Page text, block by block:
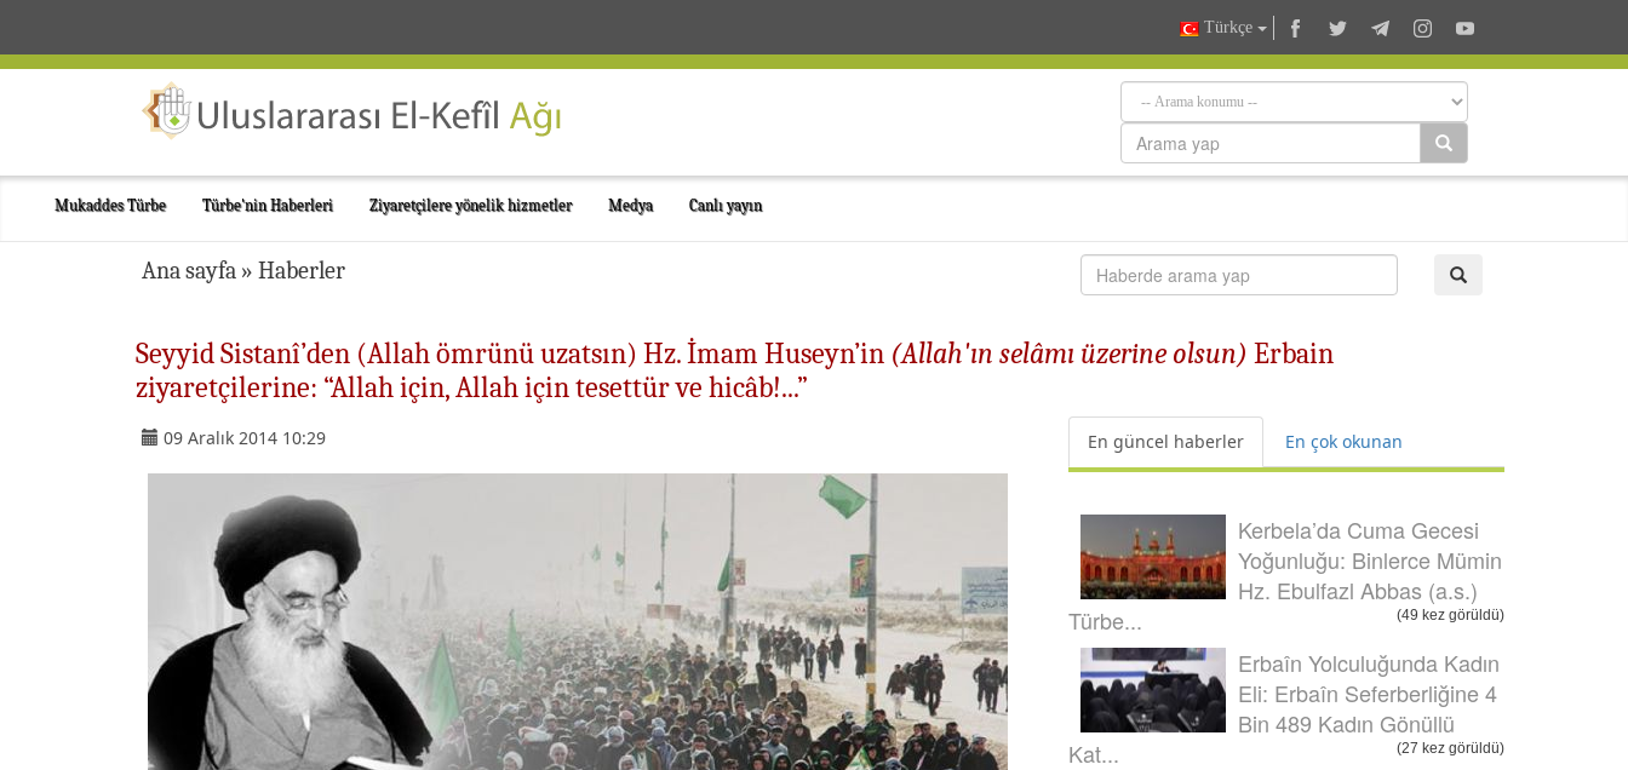
Türkçe
Mukaddes Türbe Türbe'nin Haberleri Ziyaretçilere yönelik hizmetler Medya Canlı yayın
Ana sayfa » Haberler
Seyyid Sistanî’den (Allah ömrünü uzatsın) Hz. İmam Huseyn’in (Allah'ın selâmı üzerine olsun) Erbain
ziyaretçilerine: “Allah için, Allah için tesettür ve hicâb!...”
09 Aralık 2014 10:29 En güncel haberler En çok okunan
Kerbela’da Cuma Gecesi
Yoğunluğu: Binlerce Mümin
Hz. Ebulfazl Abbas (a.s.)
Türbe...
(49 kez görüldü)
Erbaîn Yolculuğunda Kadın
Eli: Erbaîn Seferberliğine 4
Bin 489 Kadın Gönüllü
Kat...
(27 kez görüldü)